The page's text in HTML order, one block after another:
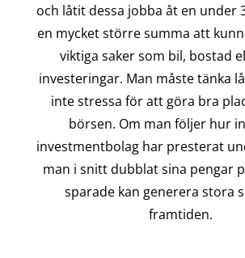
och låtit dessa jobba åt en under
en mycket större summa att
viktiga saker som bil, bostad
investeringar. Man måste tänka
inte stressa för att göra bra
börsen. Om man följer hur
investmentbolag har presterat
man i snitt dubblat sina pengar
sparade kan generera stora
framtiden.